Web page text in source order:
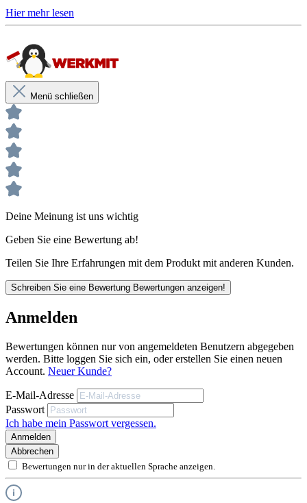
sicheren Halt im Bohrfutter. Perfekt geeignet zum Bohren von
Hilfsbohrungen und Dübellöchern. Überzeuge dich selbst
professionelle Ergebnisse bei deinen Holzarbeiten.
Bohrerdurchmesser im Lieferumfang: 4,5,6,8,10 mm
Menü schließen
Deine Meinung ist uns wichtig
Geben Sie eine Bewertung ab!
Teilen Sie Ihre Erfahrungen mit dem Produkt mit anderen Kunden.
Schreiben Sie eine Bewertung Bewertungen anzeigen!
Anmelden
Bewertungen können nur von angemeldeten Benutzern abgegeben
werden. Bitte loggen Sie sich ein, oder erstellen Sie einen neuen
Account. Neuer Kunde?
E-Mail-Adresse
Passwort
Ich habe mein Passwort vergessen.
Anmelden
Abbrechen
Bewertungen nur in der aktuellen Sprache anzeigen.